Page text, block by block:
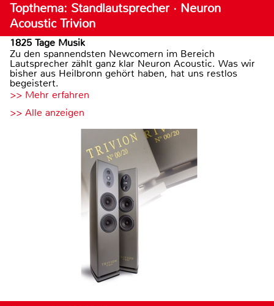
Topthema: Standlautsprecher · Neuron
Acoustic Trivion
1825 Tage Musik
Zu den spannendsten Newcomern im Bereich
Lautsprecher zählt ganz klar Neuron Acoustic. Was wir
bisher aus Heilbronn gehört haben, hat uns restlos
begeistert.
>> Mehr erfahren
>> Alle anzeigen